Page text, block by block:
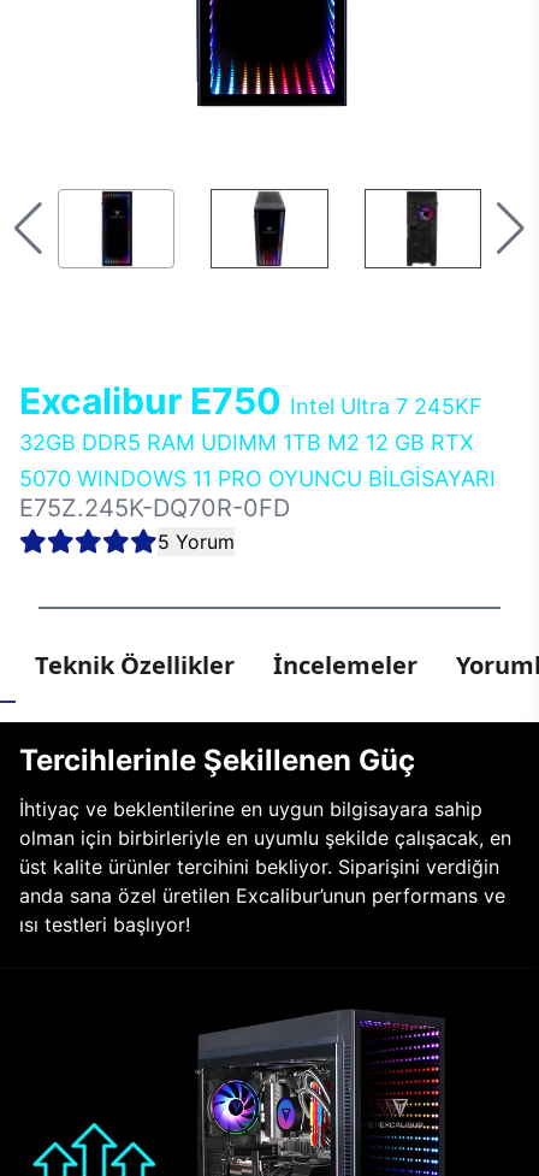
Excalibur E750 Intel Ultra 7 245KF
32GB DDR5 RAM UDIMM 1TB M2 12 GB RTX
5070 WINDOWS 11 PRO OYUNCU BİLGİSAYARI
E75Z.245K-DQ70R-0FD
5 Yorum
Teknik Özellikler İncelemeler
Tercihlerinle Şekillenen Güç
İhtiyaç ve beklentilerine en uygun bilgisayara sahip
olman için birbirleriyle en uyumlu şekilde çalışacak, en
üst kalite ürünler tercihini bekliyor. Siparişini verdiğin
anda sana özel üretilen Excalibur’unun performans ve
ısı testleri başlıyor!